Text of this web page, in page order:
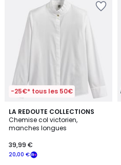
-25€* tous les 50€
LA REDOUTE COLLECTIONS
Chemise col victorien,
manches longues
20,00 €
39,99 €
4,5
/ 5